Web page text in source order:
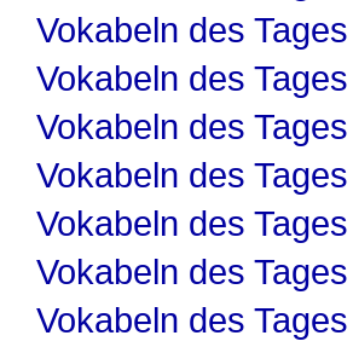
Vokabeln des
Vokabeln des
Vokabeln des
Vokabeln des
Vokabeln des
Vokabeln des
Vokabeln des